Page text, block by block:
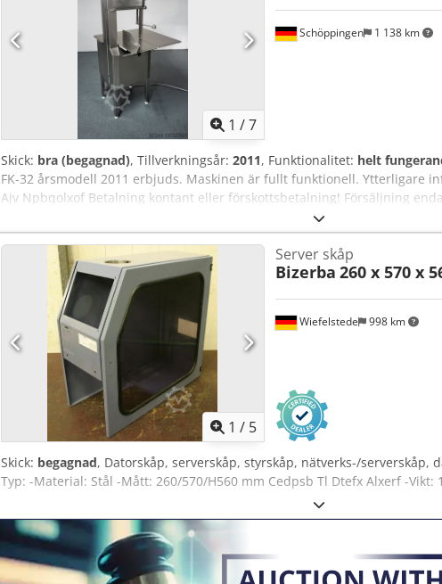
1 /7
Schöppingen 1 138 km
Skick: bra (begagnad), Tillverkningsår: 2011, Funktionalitet: helt
FK-32 årsmodell 2011 erbjuds. Maskinen är fullt funktionell. Ytterligare
Ajv Npbqolxof Betalning kontant eller förskottsbetalning! Försäljning
1 / 5
Wiefelstede 998 km
Server skåp
Bizerba 260 x 570 x
Skick: begagnad, Datorskåp, serverskåp, styrskåp, nätverks-/serverskåp,
Typ: -Material: Stål -Mått: 260/570/H560 mm Cedpsb Tl Dtefx Alxerf -Vikt: